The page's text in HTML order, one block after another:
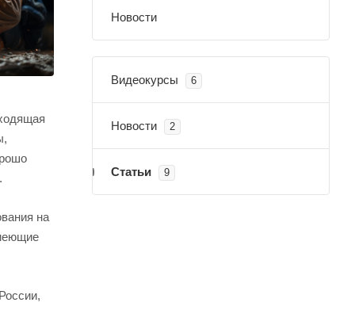
на
Новости
Видеокурсы 6
Новости 2
Статьи 9